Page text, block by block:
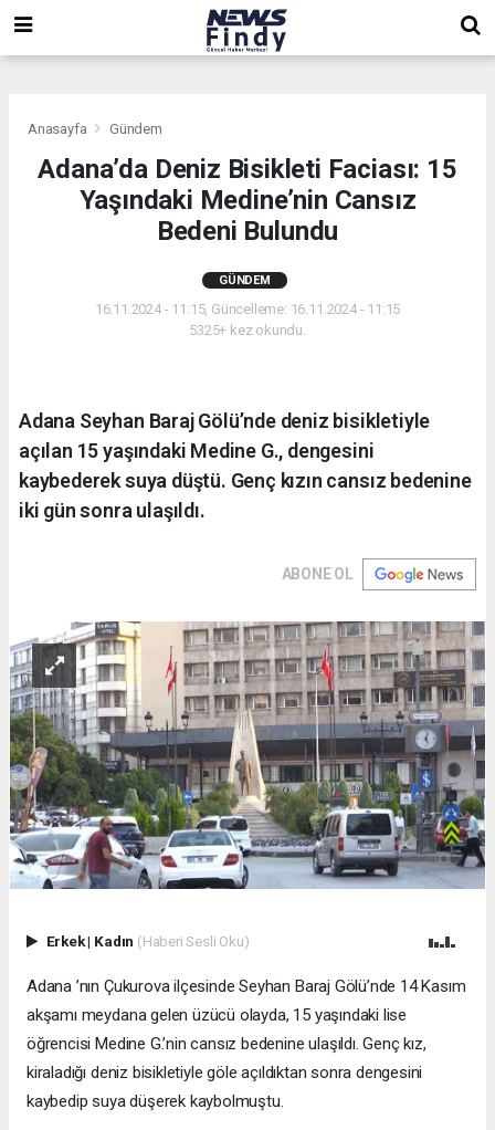
Anasayfa Gündem
Adana’da Deniz Bisikleti Faciası: 15
Yaşındaki Medine’nin Cansız
Bedeni Bulundu
GÜNDEM
16.11.2024 - 11:15, Güncelleme: 16.11.2024 - 11:15
5325+ kez okundu.
Adana Seyhan Baraj Gölü’nde deniz bisikletiyle
açılan 15 yaşındaki Medine G., dengesini
kaybederek suya düştü. Genç kızın cansız bedenine
iki gün sonra ulaşıldı.
ABONE OL
Erkek| Kadın (Haberi Sesli Oku)
Adana ’nın Çukurova ilçesinde Seyhan Baraj Gölü’nde 14 Kasım
akşamı meydana gelen üzücü olayda, 15 yaşındaki lise
öğrencisi Medine G.’nin cansız bedenine ulaşıldı. Genç kız,
kiraladığı deniz bisikletiyle göle açıldıktan sonra dengesini
kaybedip suya düşerek kaybolmuştu.